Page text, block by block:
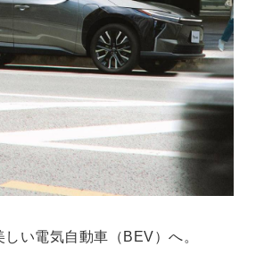
い電気自動車（BEV）へ。